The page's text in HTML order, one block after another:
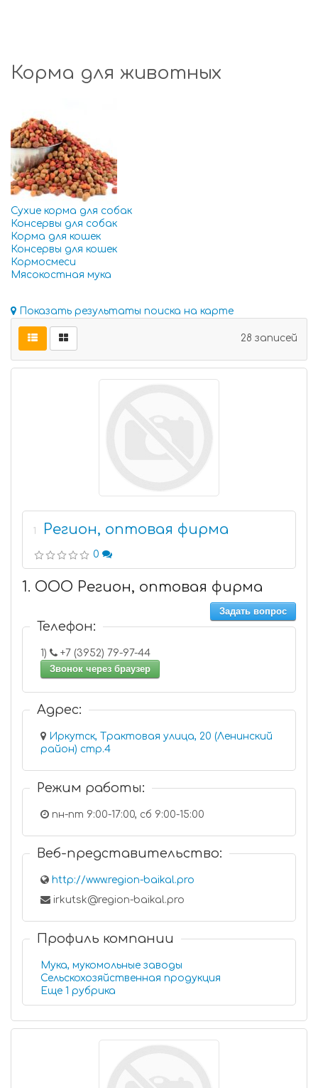
Корма для животных
Сухие корма для собак
Консервы для собак
Корма для кошек
Консервы для кошек
Кормосмеси
Мясокостная мука
Показать результаты поиска на карте
28 записей
1 Регион, оптовая фирма
0
1. ООО Регион, оптовая фирма
Задать вопрос
Телефон:
1)
+7 (3952) 79-97-44
Звонок через браузер
Адрес:
Иркутск, Трактовая улица, 20 (Ленинский
район) стр.4
Режим работы:
пн-пт 9:00-17:00, сб 9:00-15:00
Веб-представительство:
http://www.region-baikal.pro
irkutsk@region-baikal.pro
Профиль компании
Мука, мукомольные заводы
Сельскохозяйственная продукция
Еще 1 рубрика